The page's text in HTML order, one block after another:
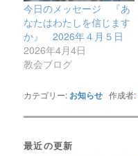
今日のメッセージ 『あ
なたはわたしを信じます
か』 2026年４月５日
2026年4月4日
教会ブログ
カテゴリー: お知らせ 作成者:
最近の更新